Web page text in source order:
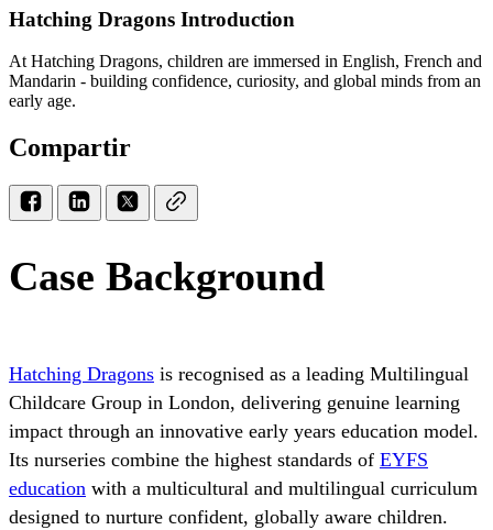
Hatching Dragons Introduction
At Hatching Dragons, children are immersed in English, French and
Mandarin - building confidence, curiosity, and global minds from an
early age.
Compartir
Case Background
Hatching Dragons is recognised as a leading Multilingual
Childcare Group in London, delivering genuine learning
impact through an innovative early years education model.
Its nurseries combine the highest standards of EYFS
education with a multicultural and multilingual curriculum
designed to nurture confident, globally aware children.